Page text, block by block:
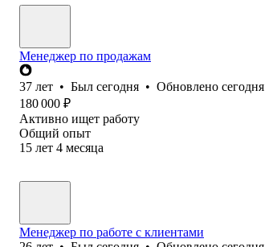
Менеджер по продажам
37 лет • Был сегодня • Обновлено сегодня
180 000 ₽
Активно ищет работу
Общий опыт
15 лет 4 месяца
Менеджер по работе с клиентами